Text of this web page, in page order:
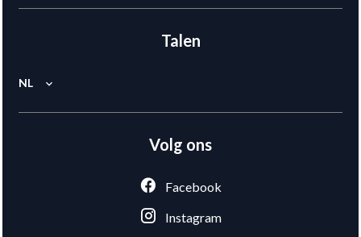
Talen
NL
Volg ons
Facebook
Instagram